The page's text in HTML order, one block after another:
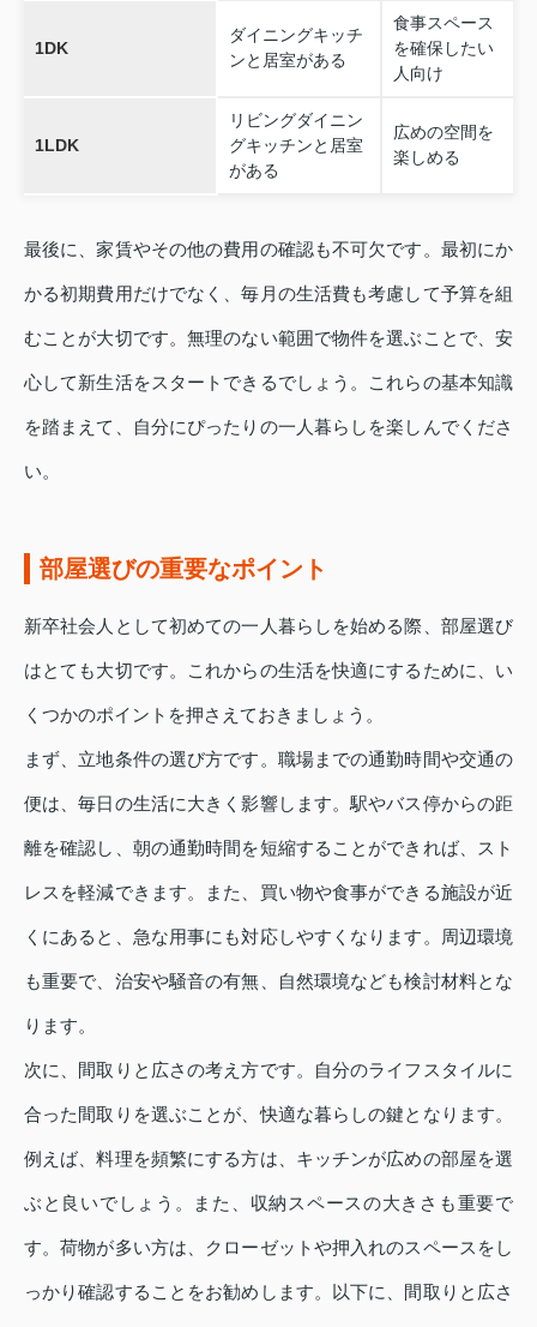
1DK
ダイニングキッチ
ンと居室がある
食事スペース
を確保したい
人向け
1LDK
リビングダイニン
グキッチンと居室
がある
広めの空間を
楽しめる
最後に、家賃やその他の費用の確認も不可欠です。最初にか
かる初期費用だけでなく、毎月の生活費も考慮して予算を組
むことが大切です。無理のない範囲で物件を選ぶことで、安
心して新生活をスタートできるでしょう。これらの基本知識
を踏まえて、自分にぴったりの一人暮らしを楽しんでくださ
い。
部屋選びの重要なポイント
新卒社会人として初めての一人暮らしを始める際、部屋選び
はとても大切です。これからの生活を快適にするために、い
くつかのポイントを押さえておきましょう。
まず、立地条件の選び方です。職場までの通勤時間や交通の
便は、毎日の生活に大きく影響します。駅やバス停からの距
離を確認し、朝の通勤時間を短縮することができれば、スト
レスを軽減できます。また、買い物や食事ができる施設が近
くにあると、急な用事にも対応しやすくなります。周辺環境
も重要で、治安や騒音の有無、自然環境なども検討材料とな
ります。
次に、間取りと広さの考え方です。自分のライフスタイルに
合った間取りを選ぶことが、快適な暮らしの鍵となります。
例えば、料理を頻繁にする方は、キッチンが広めの部屋を選
ぶと良いでしょう。また、収納スペースの大きさも重要で
す。荷物が多い方は、クローゼットや押入れのスペースをし
っかり確認することをお勧めします。以下に、間取りと広さ